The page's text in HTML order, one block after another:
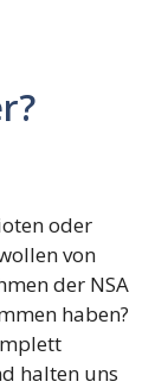
oder
von
der NSA
haben?
halten uns